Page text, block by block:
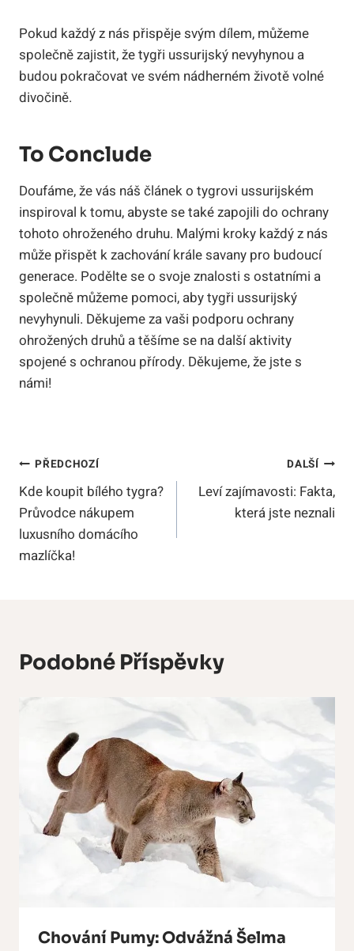
Pokud každý z nás přispěje svým dílem, můžeme
společně zajistit, že tygři ussurijský nevyhynou a
budou pokračovat ve svém nádherném životě volné
divočině.
To Conclude
Doufáme, že vás náš článek o tygrovi ussurijském
inspiroval k tomu, abyste se také zapojili do ochrany
tohoto ohroženého druhu. Malými kroky každý z nás
může přispět k zachování krále savany pro budoucí
generace. Podělte se o svoje znalosti s ostatními a
společně můžeme pomoci, aby tygři ussurijský
nevyhynuli. Děkujeme za vaši podporu ochrany
ohrožených druhů a těšíme se na další aktivity
spojené s ochranou přírody. Děkujeme, že jste s
námi!
Navigace
Pro
Příspěvek
PŘEDCHOZÍ
Kde koupit bílého tygra?
Průvodce nákupem
luxusního domácího
mazlíčka!
DALŠÍ
Leví zajímavosti: Fakta,
která jste neznali
Podobné Příspěvky
Chování Pumy: Odvážná Šelma